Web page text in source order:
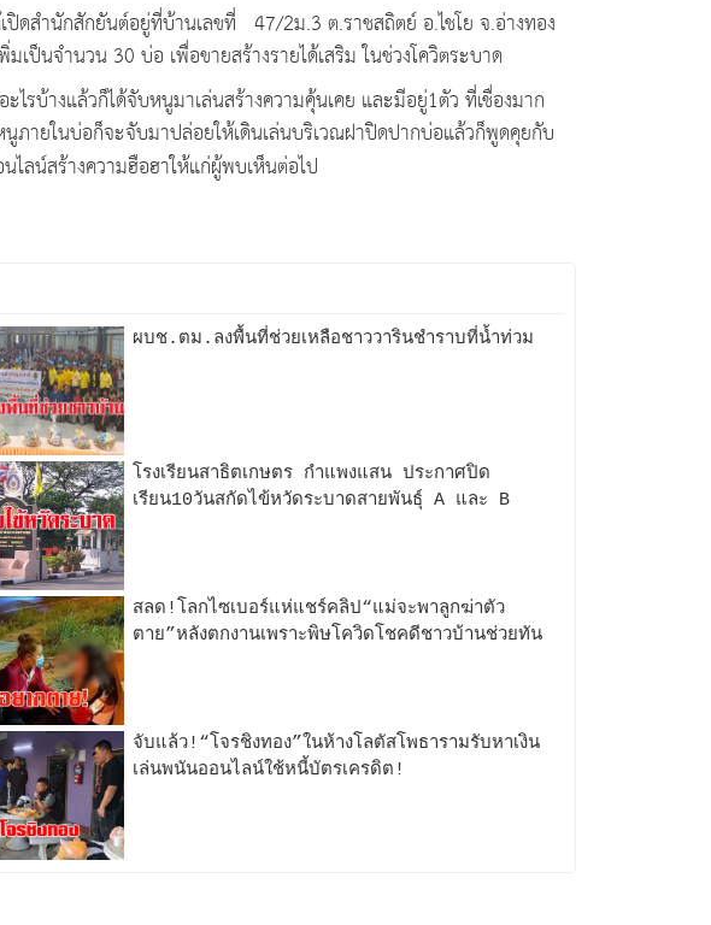
ดสำนักสักยันต์อยู่ที่บ้านเลขที่ 47/2ม.3 ต.ราชสถิตย์ อ.ไชโย จ.อ่างทอง
ป็นจำนวน 30 บ่อ เพื่อขายสร้างรายได้เสริม ในช่วงโควิตระบาด
รบ้างแล้วก็ได้จับหนูมาเล่นสร้างความคุ้นเคย และมีอยู่1ตัว ที่เชื่องมาก
ภายในบ่อก็จะจับมาปล่อยให้เดินเล่นบริเวณฝาปิดปากบ่อแล้วก็พูดคุยกับ
ไลน์สร้างความฮือฮาให้แก่ผู้พบเห็นต่อไป
ผบช.ตม.ลงพื้นที่ช่วยเหลือชาววารินชำราบที่น้ำท่วม
โรงเรียนสาธิตเกษตร กำแพงแสน ประกาศปิด
เรียน10วันสกัดไข้หวัดระบาดสายพันธุ์ A และ B
สลด!โลกไซเบอร์แห่แชร์คลิป“แม่จะพาลูกฆ่าตัว
ตาย”หลังตกงานเพราะพิษโควิดโชคดีชาวบ้านช่วยทัน
จับแล้ว!“โจรชิงทอง”ในห้างโลตัสโพธารามรับหาเงิน
เล่นพนันออนไลน์ใช้หนี้บัตรเครดิต!